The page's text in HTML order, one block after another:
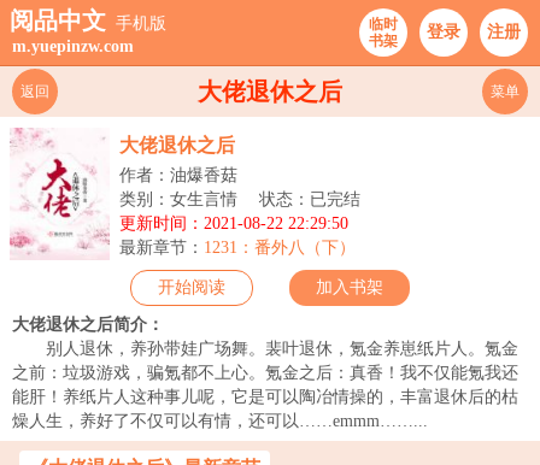
阅品中文 手机版
m.yuepinzw.com
临时
书架
登录 注册
大佬退休之后
返回 菜单
大佬退休之后
作者：油爆香菇
类别：女生言情
状态：已完结
更新时间：2021-08-22 22:29:50
最新章节： 1231：番外八（下）
开始阅读 加入书架
大佬退休之后简介：
别人退休，养孙带娃广场舞。裴叶退休，氪金养崽纸片人。氪金
之前：垃圾游戏，骗氪都不上心。氪金之后：真香！我不仅能氪我还
能肝！养纸片人这种事儿呢，它是可以陶冶情操的，丰富退休后的枯
燥人生，养好了不仅可以有情，还可以……emmm……...